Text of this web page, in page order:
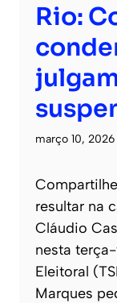
Rio:
março 10, 2026
resultar na
Cláudio
nesta
Eleitoral
Marques